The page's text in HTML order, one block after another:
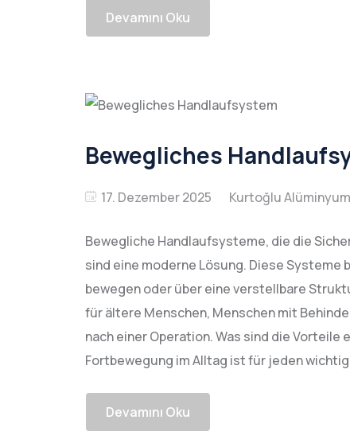
Devamını Oku
Bewegliches
17. Dezember 2025
Bewegliche Handlaufsysteme, die die
sind eine moderne Lösung. Diese
bewegen oder über eine verstellbare
für ältere Menschen, Menschen mit
nach einer Operation. Was sind die
Fortbewegung im Alltag ist für jeden
Devamını Oku